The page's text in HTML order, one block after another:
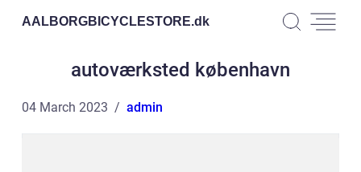
AALBORGBICYCLESTORE.dk
autoværksted københavn
04 March 2023 admin